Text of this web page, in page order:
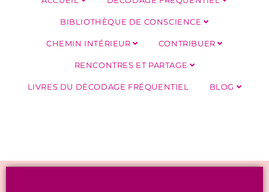
BIBLIOTHÈQUE DE CONSCIENCE
CHEMIN INTÉRIEUR CONTRIBUER
RENCONTRES ET PARTAGE
LIVRES DU DÉCODAGE FRÉQUENTIEL BLOG